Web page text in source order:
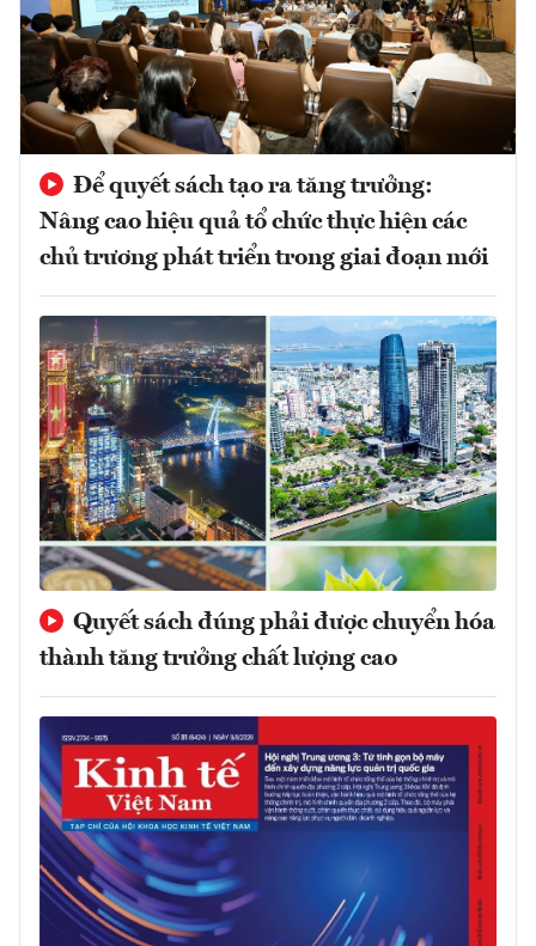
Để quyết sách tạo ra tăng trưởng:
Nâng cao hiệu quả tổ chức thực hiện các
chủ trương phát triển trong giai đoạn mới
Quyết sách đúng phải được chuyển hóa
thành tăng trưởng chất lượng cao